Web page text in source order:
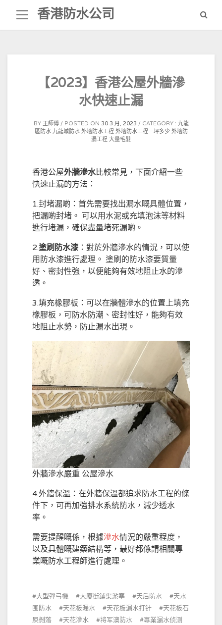
content
香港防水公司
【2023】香港公屋外牆滲
水快速止漏
BY 王師傅 POSTED ON 30 3 月, 2023 CATEGORY : 九龍
區防水 九龍城防水 外墻防水工程 外墻防水工程一坪多少 外墻防
漏工程 大量毛髮
香港公屋外牆滲水比較常見，下面介紹一些
快速止漏的方法：
1.封堵漏啲：首先需要找出漏水嘅具體位置，
把漏啲封堵。 可以用水泥或充填泡沫等材料
進行堵漏，確保盡量堵死漏啲。
2.塗刷防水漆 ：對於外牆滲水的情況，可以使
用防水漆進行處理。 塗刷的防水漆要質量
好、密封性強，以便能夠有效地阻止水的滲
透。
3.填充橡膠板：可以在牆體滲水的位置上填充
橡膠板，可防水防潮、密封性好，能夠有效
地阻止水勢，防止漏水出現。
外牆滲水嚴重 公屋滲水
4.外牆保溫：在外牆保溫都追求防水工程的條
件下，可再加強排水系統防水，減少透水
率。
需要提醒嘅係，根據滲水情況的嚴重程度，
以及具體嘅建築結構等，最好都係請相關專
業嘅防水工程師進行處理。
大型彈弓機 大廈街鋪渠淤塞 天后防水
天水
围防水
天花板漏水 天花板漏水打针
天花板石
屎剝落
天花滲水 将军澳防水
專業漏水侦测